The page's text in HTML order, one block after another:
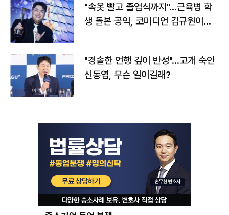
"속옷 빨고 졸업식까지"…근육병 학
생 돌본 공익, 코미디언 김규원이었
"경솔한 언행 깊이 반성"…고개 숙인
신동엽, 무슨 일이길래?